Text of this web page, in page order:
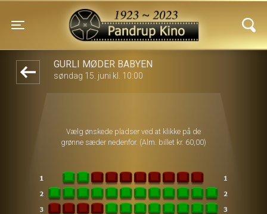
Toggle navigation
Pandrup Kino
GURLI MØDER BABYEN
søndag 15. juni kl. 10:00
Vælg ønskede pladser ved at klikke på de
grønne sæder nedenfor. (Alm. billet kr. 60,00)
front05-temp 090920